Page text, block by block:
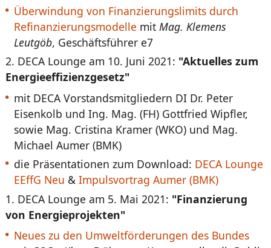
Überwindung von Finanzierungslimits durch
Refinanzierungsmodelle mit Mag. Klemens
Leutgöb, Geschäftsführer e7
2. DECA Lounge am 10. Juni 2021: "Aktuelles zum
Energieeffizienzgesetz"
mit DECA Vorstandsmitgliedern DI Dr. Peter
Eisenkolb und Ing. Mag. (FH) Gottfried Wipfler,
sowie Mag. Cristina Kramer (WKO) und Mag.
Michael Aumer (BMK)
die Präsentationen zum Download: DECA Lounge
EEffG Neu & Impulsvortrag Aumer (BMK)
1. DECA Lounge am 5. Mai 2021: "Finanzierung
von Energieprojekten"
Neues zu den Umweltförderungen des Bundes